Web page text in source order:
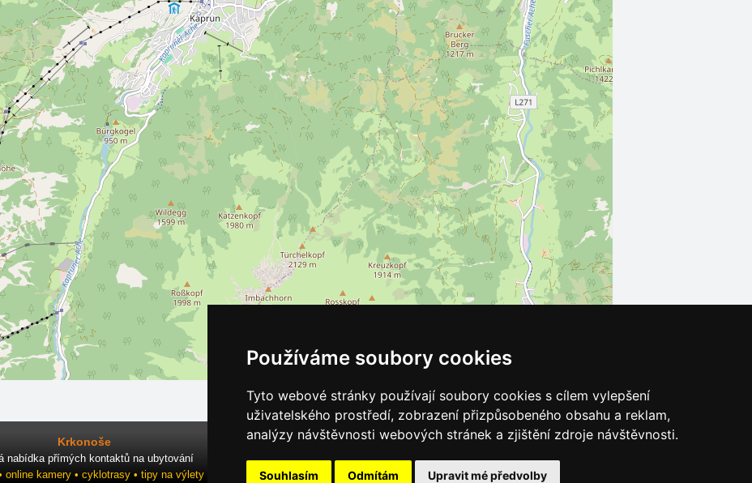
Používáme soubory cookies
Tyto webové stránky používají soubory cookies s cílem vylepšení
uživatelského prostředí, zobrazení přizpůsobeného obsahu a reklam,
analýzy návštěvnosti webových stránek a zjištění zdroje návštěvnosti.
Souhlasím Odmítám Upravit mé předvolby
Krkonoše
nabídka přímých kontaktů na ubytování
online kamery • cyklotrasy • tipy na výlety